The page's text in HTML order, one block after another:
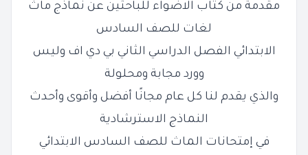
مقدمة من كتاب الاضواء للباحثين عن نماذج ماث
لغات للصف السادس
الابتدائي الفصل الدراسي الثاني بي دي اف وليس
وورد مجابة ومحلولة
والذي يقدم لنا كل عام مجانًا أفضل وأقوى وأحدث
النماذج الاسترشادية
في إمتحانات الماث للصف السادس الابتدائي